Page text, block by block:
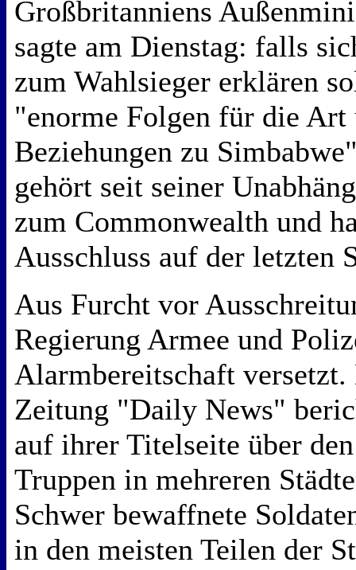
Großbritanniens
sagte am Dienstag: falls
zum Wahlsieger erklären
"enorme Folgen für die Art
Beziehungen zu
gehört seit seiner
zum Commonwealth und
Ausschluss auf der letzten
Aus Furcht vor
Regierung Armee und
Alarmbereitschaft versetzt.
Zeitung "Daily News"
auf ihrer Titelseite über
Truppen in mehreren
Schwer bewaffnete
in den meisten Teilen der